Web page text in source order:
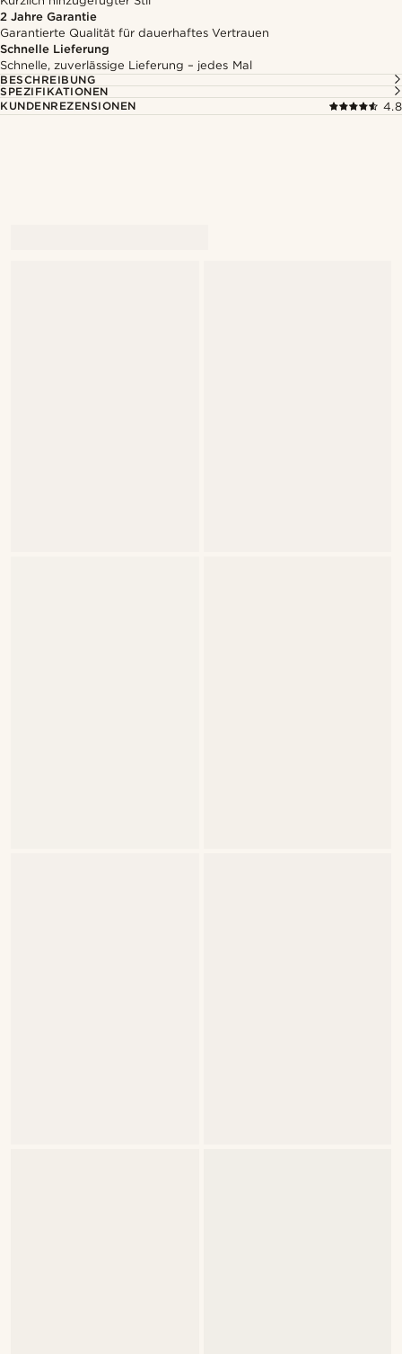
2 Jahre Garantie
Garantierte Qualität für dauerhaftes Vertrauen
Schnelle Lieferung
Schnelle, zuverlässige Lieferung – jedes Mal
BESCHREIBUNG
SPEZIFIKATIONEN
KUNDENREZENSIONEN
4.8